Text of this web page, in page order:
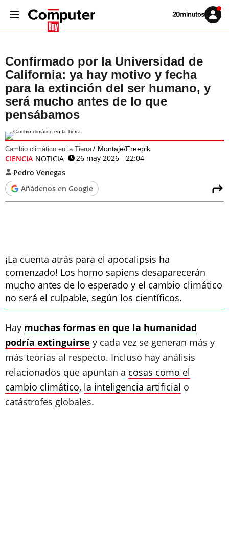
Volver
Iniciar
sesión
Confirmado por la Universidad de
California: ya hay motivo y fecha
para la extinción del ser humano, y
será mucho antes de lo que
pensábamos
Cambio climático en la Tierra Montaje/Freepik
CIENCIA NOTICIA
26 may 2026 - 22:04
Pedro Venegas
Añádenos en Google
¡La cuenta atrás para el apocalipsis ha
comenzado! Los homo sapiens desaparecerán
mucho antes de lo esperado y el cambio climático
no será el culpable, según los científicos.
Hay muchas formas en que la humanidad
podría extinguirse y cada vez se generan más y
más teorías al respecto. Incluso hay análisis
relacionados que apuntan a cosas como el
cambio climático, la inteligencia artificial o
catástrofes globales.